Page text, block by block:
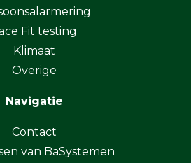
Fit testing
Klimaat
Overige
Navigatie
Contact
van BaSystemen